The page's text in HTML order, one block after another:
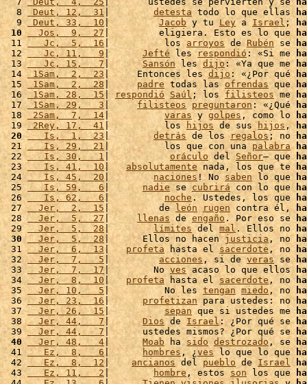
  8
Deut, 12,  31 | detesta todo lo que ellas
  9
Deut, 33,  10 | Jacob y tu Ley a Israel;
10
  Jos,  9,  27
|         eligiera. Esto es lo que
11
   Jc,  5,  16
|          los arroyos de Rubén se
12
   Jc, 11,   9
| Jefté les respondió : «Si me
13
   Jc, 15,   7
| Sansón les dijo : «Ya que me
14 1Sam,  2,  23 |     Entonces les dijo : «¿Por qué
15 1Sam,  2,  28 | padre todas las ofrendas que
16 1Sam, 28,  15 | respondió Saúl ; los filisteos me
17 1Sam, 29,   3 | filisteos preguntaron: «¿Qué
18
2Sam,  7,  14 | varas y golpes , como lo
19 2Rey, 17,  41 |          los hijos de sus hijos ,
20
   Is,  1,  23
| detrás de los regalos ; no
21
   Is, 29,  21
|          los que con una palabra
22
   Is, 30,   1
| oráculo del Señor– que
23
   Is, 41,  10
| absolutamente nada, los que te
24
   Is, 45,  20
| naciones ! No saben lo que
25
   Is, 59,   6
| nadie se cubrirá con lo que
26
   Is, 62,   6
| noche. Ustedes, los que
27
  Jer,  2,  15
|         de león rugen contra él,
28
  Jer,  5,  27
| llenas de engaño . Por eso se
29
  Jer,  5,  28
| límites del mal. Ellos no
30
  Jer,  5,  28
|      Ellos no hacen justicia, no
31
  Jer,  6,  13
| profeta hasta el sacerdote , no
32
  Jer,  7,   5
| acciones , si de veras se
33
  Jer,  7,  17
|        No ves acaso lo que ellos
34
  Jer,  8,  10
| profeta hasta el sacerdote , no
35
  Jer, 10,   5
|          No les tengan miedo , no
36
  Jer, 23,  16
| profetizan para ustedes: no
37
  Jer, 26,  15
| sepan que si ustedes me
38
  Jer, 44,   7
| Dios de Israel: ¿Por qué se
39
  Jer, 44,   7
|      ustedes mismos? ¿Por qué se
40
  Jer, 48,   4
| Moab ha sido destrozado, se
41
   Ez,  8,   6
| hombres , ¿ves lo que lo que
42
   Ez,  8,  12
| ancianos del pueblo de Israel
43
   Ez, 11,   2
| hombre , estos son los que